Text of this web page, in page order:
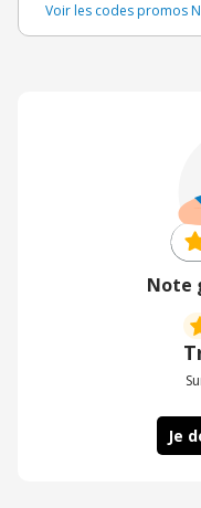
Voir les codes promos
Note
Je